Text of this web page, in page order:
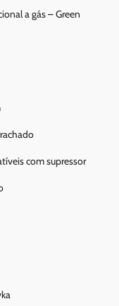
a gás – Green
com supressor